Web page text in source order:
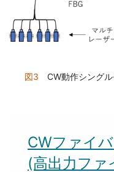
図3 CW動作シングル
CWファイ
(高出力ファ